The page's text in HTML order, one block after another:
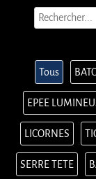
Tous
EPEE
LICORNES
SERRE TETE